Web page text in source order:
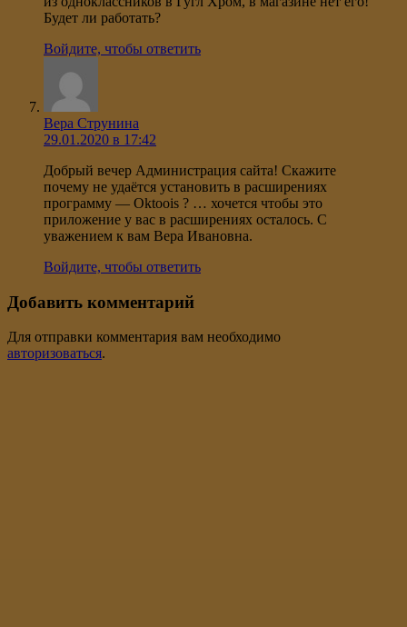
Будет ли работать?
Войдите, чтобы ответить
Вера Струнина
29.01.2020 в 17:42
Добрый вечер Администрация сайта! Скажите
почему не удаётся установить в расширениях
программу — Oktoois ? … хочется чтобы это
приложение у вас в расширениях осталось. С
уважением к вам Вера Ивановна.
Войдите, чтобы ответить
Добавить комментарий
Для отправки комментария вам необходимо
авторизоваться.